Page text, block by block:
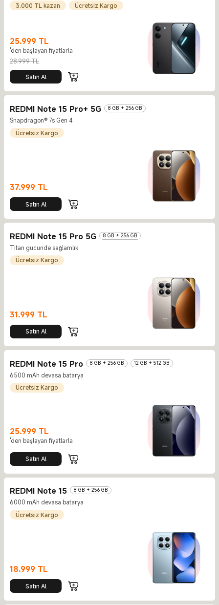
3.000 TL kazan
Ücretsiz Kargo
25.999 TL
Current Price TL25999
'den başlayan fiyatlarla
28.999 TL
Piyasa fiyatı 28.999 TL
Satın Al
REDMI Note 15 Pro+ 5G 8 GB + 256 GB
Snapdragon® 7s Gen 4
Ücretsiz Kargo
37.999 TL
Current Price TL37999
Satın Al
REDMI Note 15 Pro 5G 8 GB + 256 GB
Titan gücünde sağlamlık
Ücretsiz Kargo
31.999 TL
Current Price TL31999
Satın Al
REDMI Note 15 Pro 8 GB + 256 GB 12 GB + 512 GB
6500 mAh devasa batarya
Ücretsiz Kargo
25.999 TL
Current Price TL25999
'den başlayan fiyatlarla
Satın Al
REDMI Note 15 8 GB + 256 GB
6000 mAh devasa batarya
Ücretsiz Kargo
18.999 TL
Current Price TL18999
Satın Al